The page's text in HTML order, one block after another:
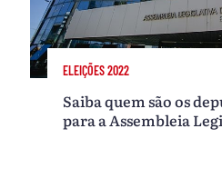
ELEIÇÕES 2022
Saiba quem são os
para a Assembleia